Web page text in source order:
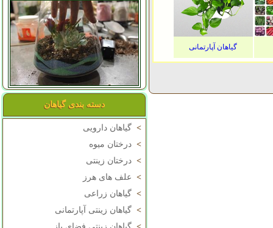
دسته بندی گیاهان
> گیاهان دارویی
> درختان میوه
> درختان زینتی
> علف های هرز
> گیاهان زراعی
> گیاهان زینتی آپارتمانی
گیاهان آپارتمانی